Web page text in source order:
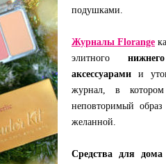
подушками.
Журналы Florange
элитного
аксессуарами и
журнал, в
неповторимый образ
желанной.
Средства для дома